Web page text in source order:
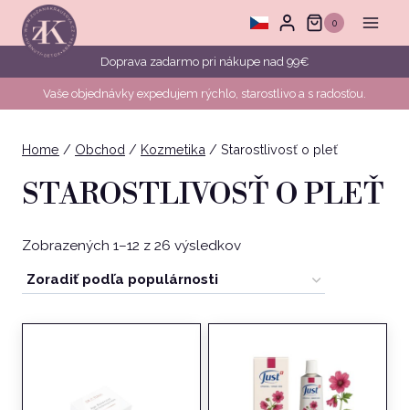
Skip
content
0
Doprava zadarmo pri nákupe nad 99€
Vaše objednávky expedujem rýchlo, starostlivo a s radosťou.
Home / Obchod / Kozmetika / Starostlivosť o pleť
STAROSTLIVOSŤ O PLEŤ
Zobrazených 1–12 z 26 výsledkovZoradené